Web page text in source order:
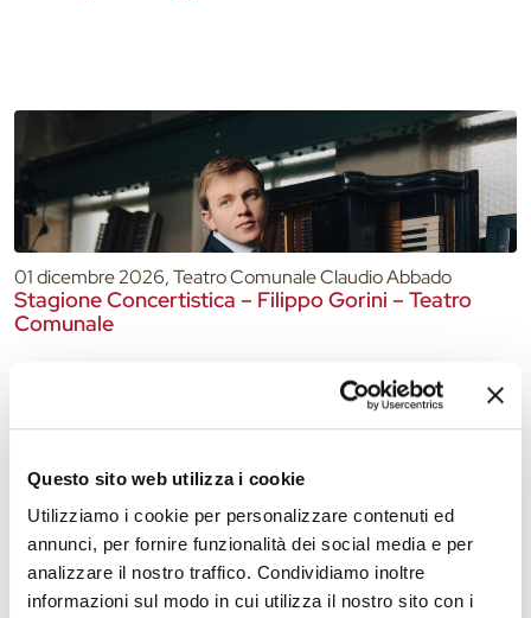
Questo sito web utilizza i cookie
Utilizziamo i cookie per personalizzare contenuti ed
annunci, per fornire funzionalità dei social media e per
analizzare il nostro traffico. Condividiamo inoltre
informazioni sul modo in cui utilizza il nostro sito con i
01 dicembre 2026, Teatro Comunale Claudio Abbado
Stagione Concertistica – Filippo Gorini – Teatro
Comunale